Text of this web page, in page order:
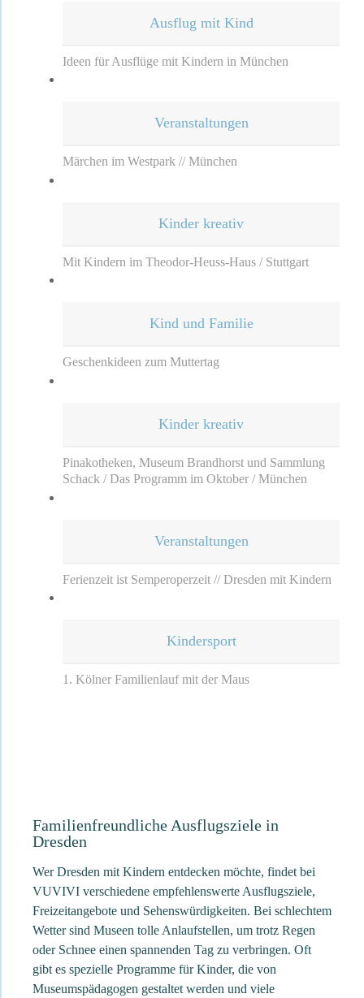
Ausflug mit Kind
Ideen für Ausflüge mit Kindern in München
Veranstaltungen
Märchen im Westpark // München
Kinder kreativ
Mit Kindern im Theodor-Heuss-Haus / Stuttgart
Kind und Familie
Geschenkideen zum Muttertag
Kinder kreativ
Pinakotheken, Museum Brandhorst und Sammlung
Schack / Das Programm im Oktober / München
Veranstaltungen
Ferienzeit ist Semperoperzeit // Dresden mit Kindern
Kindersport
1. Kölner Familienlauf mit der Maus
Familienfreundliche Ausflugsziele in
Dresden
Wer Dresden mit Kindern entdecken möchte, findet bei
VUVIVI verschiedene empfehlenswerte Ausflugsziele,
Freizeitangebote und Sehenswürdigkeiten. Bei schlechtem
Wetter sind Museen tolle Anlaufstellen, um trotz Regen
oder Schnee einen spannenden Tag zu verbringen. Oft
gibt es spezielle Programme für Kinder, die von
Museumspädagogen gestaltet werden und viele